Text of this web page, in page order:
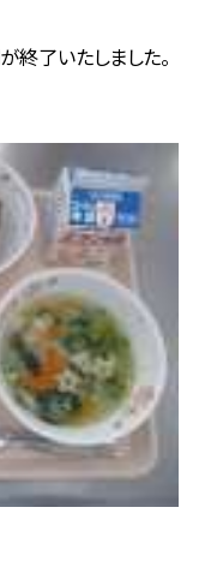
終了いたしました。